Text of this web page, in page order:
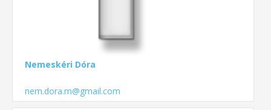
Nemeskéri Dóra
nem.dora.m@gmail.com